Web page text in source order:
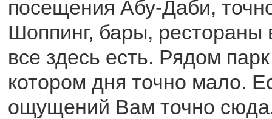
посещения Абу-Даби,
Шоппинг, бары, рестораны
все здесь есть. Рядом
котором дня точно мало.
ощущений Вам точно